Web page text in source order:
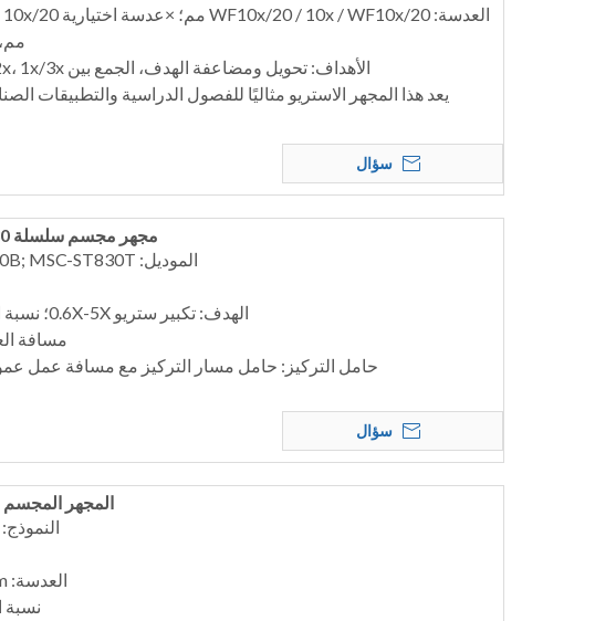
مم، 20x/10 مم
الأهداف: تحويل ومضاعفة الهدف، الجمع بين 2x/4x، 1x/2x، 1x/3x
يعد هذا المجهر الاستريو مثاليًا للفصول الدراسية والتطبيقات
سؤال
مجهر مجسم سلسلة MSC-ST830
الموديل: MSC-ST830B; MSC-ST830T
الهدف: تكبير ستريو 0.6X-5X؛ نسبة التكبير 1:8.3
مسافة
حامل التركيز: حامل مسار التركيز مع مسافة عمل عمودية
سؤال
المجهر المجسم MSC-ST65
النموذج: MSC-ST65
العدسة: 10x/φ22mm
نسبة